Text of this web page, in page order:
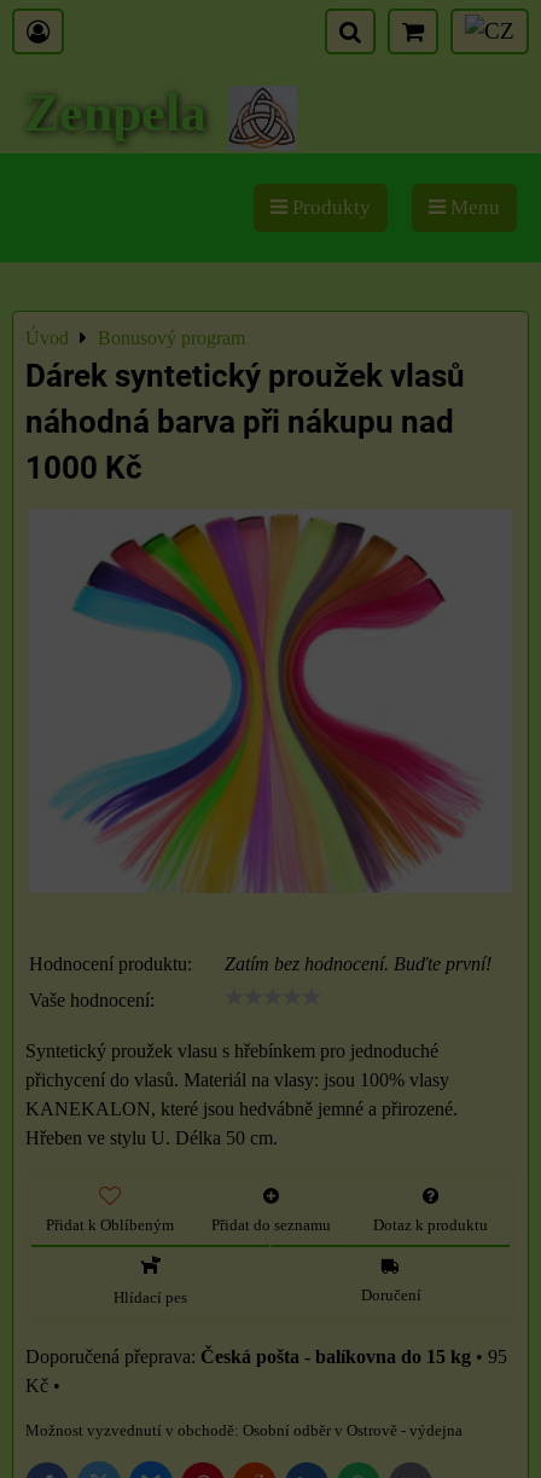
Zenpela
Produkty Menu
Úvod Bonusový program
Dárek syntetický proužek vlasů
náhodná barva při nákupu nad
1000 Kč
Hodnocení produktu:
Zatím bez hodnocení. Buďte první!
Vaše hodnocení:
Syntetický proužek vlasu s hřebínkem pro jednoduché
přichycení do vlasů. Materiál na vlasy: jsou 100% vlasy
KANEKALON, které jsou hedvábně jemné a přirozené.
Hřeben ve stylu U. Délka 50 cm.
Přidat k Oblíbeným Přidat do seznamu Dotaz k produktu
Hlídací pes Doručení
Česká pošta - balíkovna do 15 kg • 95
Kč •
Osobní odběr v Ostrově - výdejna